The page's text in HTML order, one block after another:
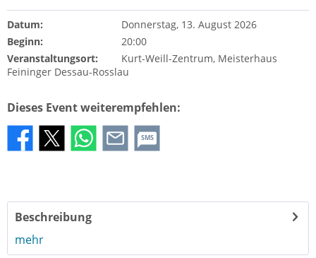
Datum:
Donnerstag, 13. August 2026
Beginn:
20:00
Veranstaltungsort:
Kurt-Weill-Zentrum, Meisterhaus
Feininger Dessau-Rosslau
Dieses Event weiterempfehlen:
SMS
Beschreibung
mehr